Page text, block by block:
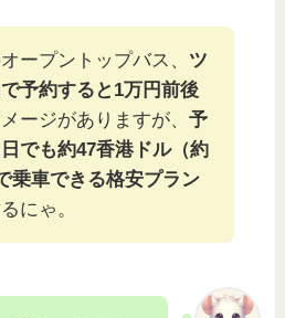
ープントップバス、 ツ
予約すると1万円前後
ージがありますが、予
でも約47香港ドル（約
乗車できる格安プラン
にゃ。